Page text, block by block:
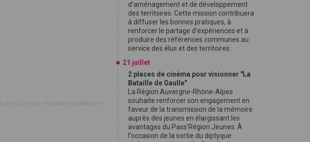
d’aménagement et de développement
des territoires. Cette mission contribuera
à diffuser les bonnes pratiques, à
renforcer le partage d’expériences et à
produire des références communes au
service des élus et des territoires.
21 juillet
2 places de cinéma pour visionner "La
Bataille de Gaulle"
La Région Auvergne-Rhône-Alpes
souhaite renforcer son engagement en
faveur de la transmission de la mémoire
auprès des jeunes en élargissant les
avantages du Pass'Région Jeunes. À
l'occasion de la sortie du diptyque